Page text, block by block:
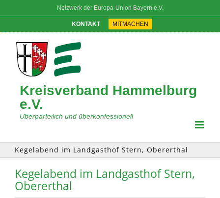
Netzwerk der Europa-Union Bayern e.V.
KONTAKT MITMACHEN
Kreisverband Hammelburg
e.V.
Überparteilich und überkonfessionell
Kegelabend im Landgasthof Stern, Obererthal
Kegelabend im Landgasthof Stern,
Obererthal